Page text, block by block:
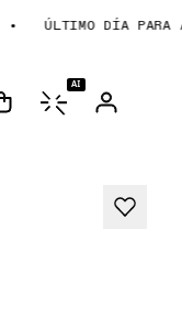
ÚLTIMO DÍA PARA
AI